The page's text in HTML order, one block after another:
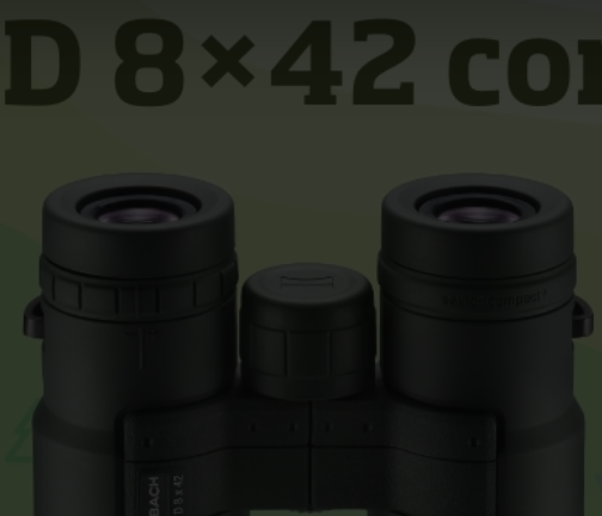
procedures used and your rights can be found in our Privacy Policy